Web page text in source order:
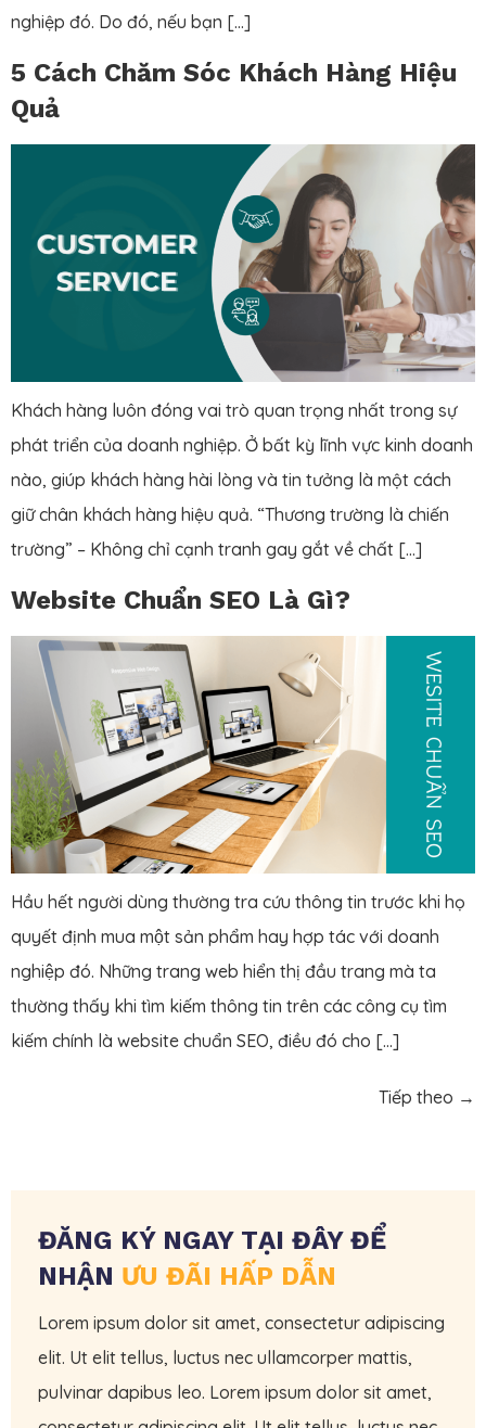
nghiệp đó. Do đó, nếu bạn […]
5 Cách Chăm Sóc Khách Hàng Hiệu
Quả
Khách hàng luôn đóng vai trò quan trọng nhất trong sự
phát triển của doanh nghiệp. Ở bất kỳ lĩnh vực kinh doanh
nào, giúp khách hàng hài lòng và tin tưởng là một cách
giữ chân khách hàng hiệu quả. “Thương trường là chiến
trường” – Không chỉ cạnh tranh gay gắt về chất […]
Website Chuẩn SEO Là Gì?
Hầu hết người dùng thường tra cứu thông tin trước khi họ
quyết định mua một sản phẩm hay hợp tác với doanh
nghiệp đó. Những trang web hiển thị đầu trang mà ta
thường thấy khi tìm kiếm thông tin trên các công cụ tìm
kiếm chính là website chuẩn SEO, điều đó cho […]
Tiếp theo →
ĐĂNG KÝ NGAY TẠI ĐÂY ĐỂ
NHẬN ƯU ĐÃI HẤP DẪN
Lorem ipsum dolor sit amet, consectetur adipiscing
elit. Ut elit tellus, luctus nec ullamcorper mattis,
pulvinar dapibus leo. Lorem ipsum dolor sit amet,